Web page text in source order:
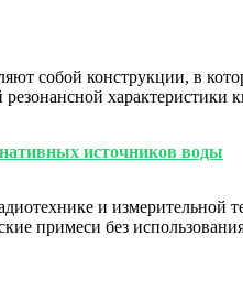
собой конструкции, в
характеристики
источников воды
и измерительной
примеси без